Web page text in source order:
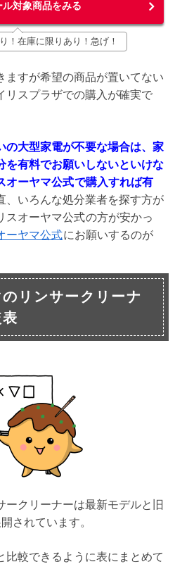
対象商品をみる
！在庫に限りあり！急げ！
ますが希望の商品が置いてない
リスプラザでの購入が確実で
の大型家電が不要な場合は、家
を有料でお願いしないといけな
オーヤマ公式で購入すれば有
、いろんな処分業者を探す方が
スオーヤマ公式の方が安かっ
ーヤマ公式にお願いするのが
リンサークリーナ
ークリーナーは最新モデルと旧
開されています。
比較できるように表にまとめて